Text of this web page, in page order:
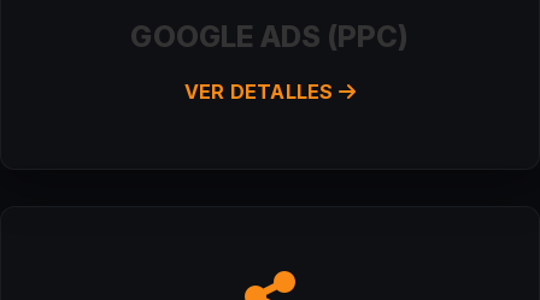
GOOGLE ADS (PPC)
VER DETALLES